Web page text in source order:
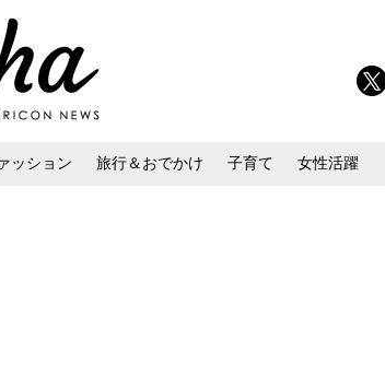
ッション 旅行＆おでかけ 子育て 女性活躍